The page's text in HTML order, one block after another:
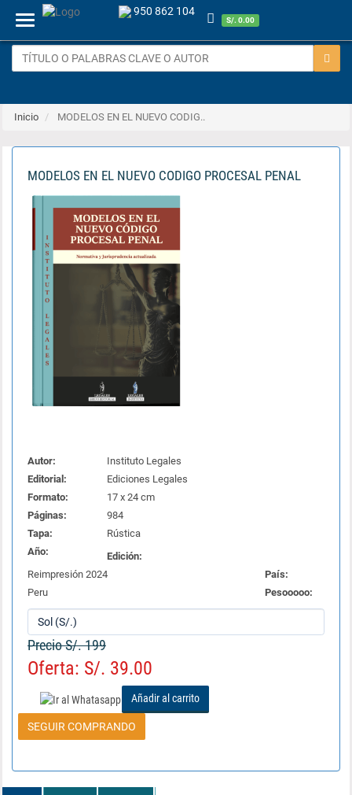
Menu
950 862 104
S/. 0.00
Inicio MODELOS EN EL NUEVO CODIG..
MODELOS EN EL NUEVO CODIGO PROCESAL PENAL
Autor:
Instituto Legales
Editorial:
Ediciones Legales
Formato:
17 x 24 cm
Páginas:
984
Tapa:
Rústica
Año:
Edición:
Reimpresión 2024
País:
Peru
Pesooooo:
Precio S/. 199
Oferta: S/. 39.00
Añadir al carrito
SEGUIR COMPRANDO